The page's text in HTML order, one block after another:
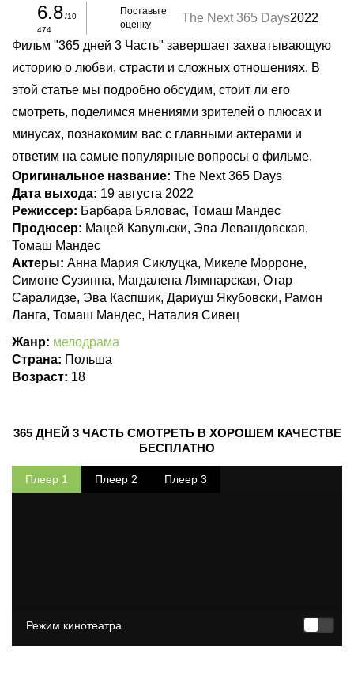
6.8/10
474
Поставьте
оценку
The Next 365 Days2022
Фильм "365 дней 3 Часть" завершает захватывающую
историю о любви, страсти и сложных отношениях. В
этой статье мы подробно обсудим, стоит ли его
смотреть, поделимся мнениями зрителей о плюсах и
минусах, познакомим вас с главными актерами и
ответим на самые популярные вопросы о фильме.
Оригинальное название: The Next 365 Days
Дата выхода: 19 августа 2022
Режиссер: Барбара Бяловас, Томаш Мандес
Продюсер: Мацей Кавульски, Эва Левандовская,
Томаш Мандес
Актеры: Анна Мария Сиклуцка, Микеле Морроне,
Симоне Сузинна, Магдалена Лямпарская, Отар
Саралидзе, Эва Каспшик, Дариуш Якубовски, Рамон
Ланга, Томаш Мандес, Наталия Сивец
Жанр: мелодрама
Страна: Польша
Возраст: 18
365 ДНЕЙ 3 ЧАСТЬ СМОТРЕТЬ В ХОРОШЕМ КАЧЕСТВЕ
БЕСПЛАТНО
Плеер 1 Плеер 2 Плеер 3